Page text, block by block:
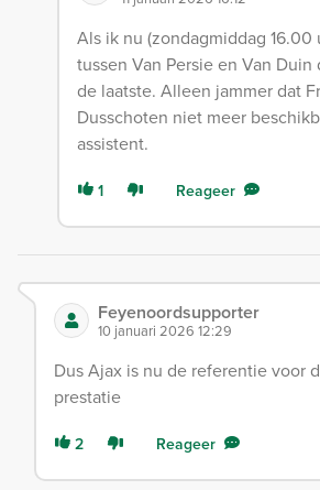
Als ik nu (zondagmiddag 16.00
tussen Van Persie en Van
de laatste. Alleen jammer dat
Dusschoten niet meer
assistent.
1 Reageer
Feyenoordsupporter
10 januari 2026 12:29
Dus Ajax is nu de referentie voor
prestatie
2 Reageer